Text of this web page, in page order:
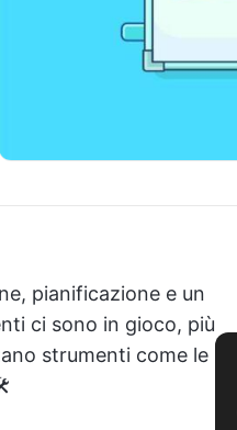
pianificazione e un
ci sono in gioco, più
strumenti come le